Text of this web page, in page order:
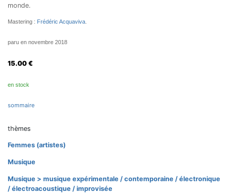
monde.
Mastering : Frédéric Acquaviva
paru en novembre 2018
15.00 €
en stock
sommaire
thèmes
Femmes (artistes)
Musique
Musique > musique expérimentale / contemporaine / électronique
/ électroacoustique / improvisée